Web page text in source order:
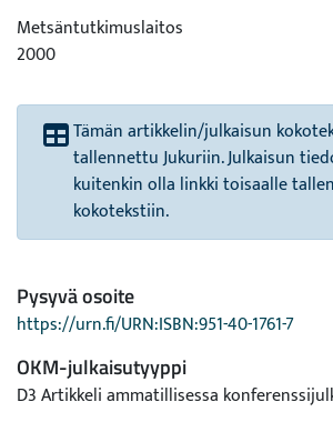
Metsäntutkimuslaitos
2000
Tämän artikkelin/julkaisun
tallennettu Jukuriin. Julkaisun
kuitenkin olla linkki toisaalle
kokotekstiin.
Pysyvä osoite
https://urn.fi/URN:ISBN:951-40-1761-7
OKM-julkaisutyyppi
D3 Artikkeli ammatillisessa